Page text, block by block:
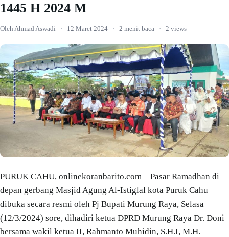
1445 H 2024 M
Oleh Ahmad Aswadi · 12 Maret 2024 · 2 menit baca · 2 views
PURUK CAHU, onlinekoranbarito.com – Pasar Ramadhan di
depan gerbang Masjid Agung Al-Istiglal kota Puruk Cahu
dibuka secara resmi oleh Pj Bupati Murung Raya, Selasa
(12/3/2024) sore, dihadiri ketua DPRD Murung Raya Dr. Doni
bersama wakil ketua II, Rahmanto Muhidin, S.H.I, M.H.